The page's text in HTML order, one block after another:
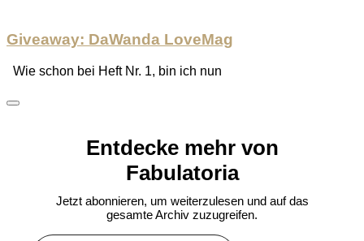
Giveaway: DaWanda LoveMag
Wie schon bei Heft Nr. 1, bin ich nun
Entdecke mehr von
Fabulatoria
Jetzt abonnieren, um weiterzulesen und auf das
gesamte Archiv zuzugreifen.